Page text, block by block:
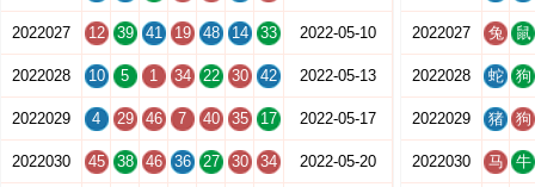
2022027 12 39 41 19 48 14 33 2022-05-10
2022028 10 5 1 34 22 30 42 2022-05-13
2022029 4 29 46 7 40 35 17 2022-05-17
2022030 45 38 46 36 27 30 34 2022-05-20
2022027 兔 鼠
2022028 蛇 狗
2022029 猪 狗
2022030 马 牛